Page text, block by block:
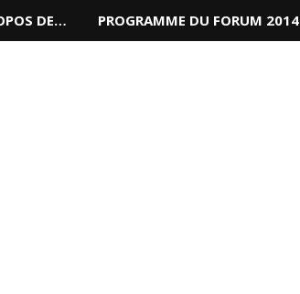
DE… PROGRAMME DU FORUM 2014